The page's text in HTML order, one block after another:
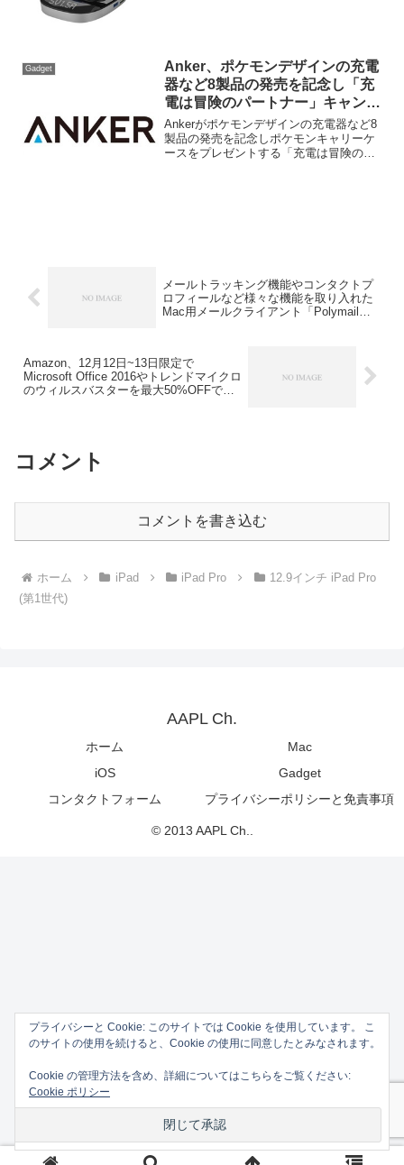
Gadget
Anker、ポケモンデザインの充電
器など8製品の発売を記念し「充
電は冒険のパートナー」キャンペ
ーンを開催。
Ankerがポケモンデザインの充電器など8
製品の発売を記念しポケモンキャリーケ
ースをプレゼントする「充電は冒険のパ
メールトラッキング機能やコンタクトプ
ロフィールなど様々な機能を取り入れた
Mac用メールクライアント「Polymail」
Amazon、12月12日~13日限定で
Microsoft Office 2016やトレンドマイクロ
のウィルスバスターを最大50%OFFで販
コメント
コメントを書き込む
ホーム iPad iPad Pro
12.9インチ iPad Pro
(第1世代)
AAPL Ch.
ホーム
Mac
iOS
Gadget
コンタクトフォーム
プライバシーポリシーと免責事項
© 2013 AAPL Ch..
プライバシーと Cookie: このサイトでは Cookie を使用しています。 こ
のサイトの使用を続けると、Cookie の使用に同意したとみなされます。
Cookie の管理方法を含め、詳細についてはこちらをご覧ください:
Cookie ポリシー